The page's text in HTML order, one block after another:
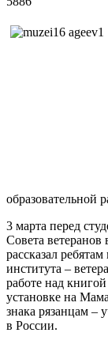
образовательной
3 марта перед
Совета
рассказал
института –
работе над
установке на
знака рязанцам –
в России.